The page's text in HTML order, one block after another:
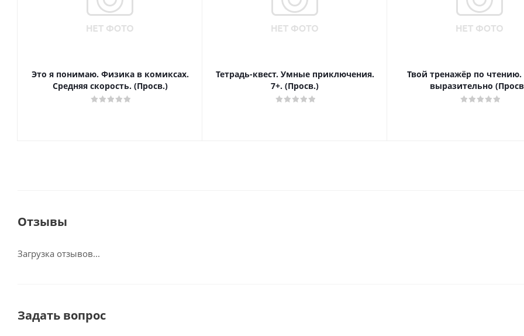
Это я понимаю. Физика в комиксах.
Средняя скорость. (Просв.)
Тетрадь-квест. Умные приключения.
7+. (Просв.)
Твой тренажёр по
выразительно
Отзывы
Загрузка отзывов...
Задать вопрос